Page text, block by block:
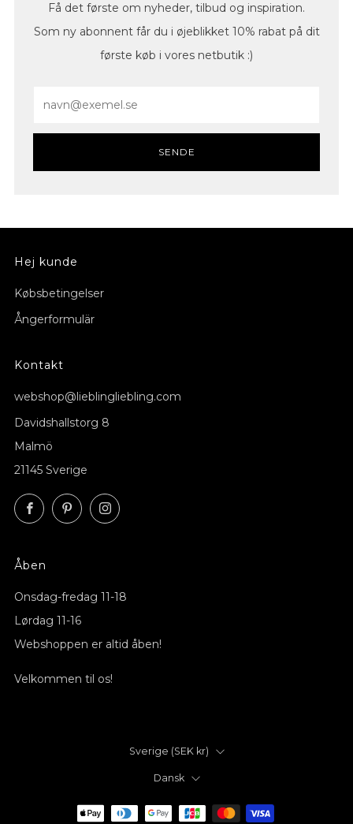
Få det første om nyheder, tilbud og inspiration.
Som ny abonnent får du i øjeblikket 10% rabat på dit
første køb i vores netbutik :)
SENDE
Hej kunde
Købsbetingelser
Ångerformulär
Kontakt
webshop@lieblingliebling.com
Davidshallstorg 8
Malmö
21145 Sverige
FacebookPinterestInstagram
Åben
Onsdag-fredag ​​11-18
Lørdag 11-16
Webshoppen er altid åben!
Velkommen til os!
Land
Sverige (SEK kr)
SpråkDansk